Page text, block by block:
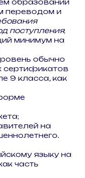
образовании
переводом и
поступления;
минимум на
обычно
сертификатов
9 класса, как
на
языку на
часть